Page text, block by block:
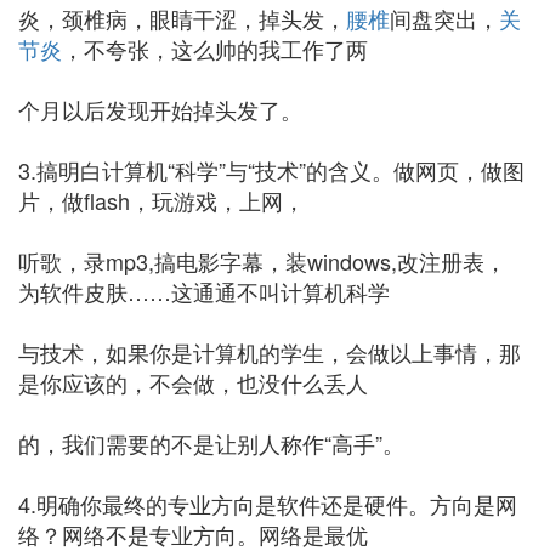
炎，颈椎病，眼睛干涩，掉头发， 腰椎间盘突出， 关
节炎 ，不夸张，这么帅的我工作了两
个月以后发现开始掉头发了。
3.搞明白计算机“科学”与“技术”的含义。做网页，做图
片，做flash，玩游戏，上网，
听歌，录mp3,搞电影字幕，装windows,改注册表，
为软件皮肤……这通通不叫计算机科学
与技术，如果你是计算机的学生，会做以上事情，那
是你应该的，不会做，也没什么丢人
的，我们需要的不是让别人称作“高手”。
4.明确你最终的专业方向是软件还是硬件。方向是网
络？网络不是专业方向。网络是最优